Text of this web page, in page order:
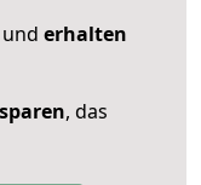
erhalten
, das